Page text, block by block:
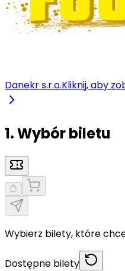
Danekr s.r.o.Kliknij, aby
1. Wybór biletu
Wybierz bilety, które
Dostępne bilety